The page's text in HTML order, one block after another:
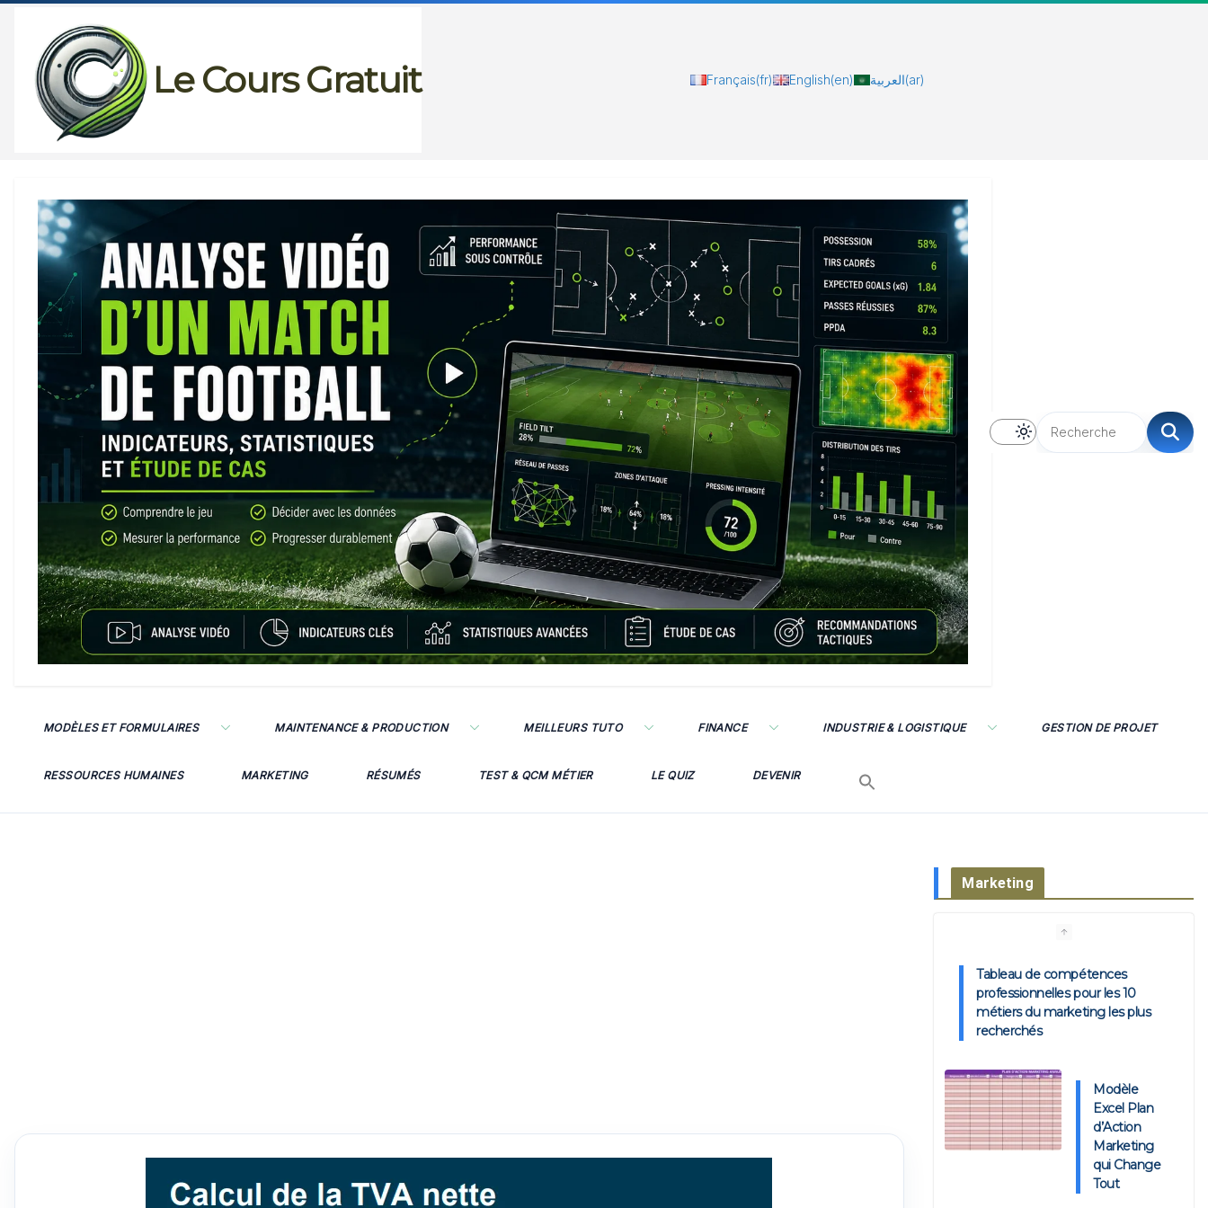
contenu
Le Cours Gratuit Français(fr) English(en) العربية(ar)
MODÈLES ET FORMULAIRES MAINTENANCE & PRODUCTION MEILLEURS TUTO FINANCE INDUSTRIE & LOGISTIQUE GESTION DE PROJET
RESSOURCES HUMAINES MARKETING RÉSUMÉS TEST & QCM MÉTIER LE QUIZ DEVENIR
Marketing
Tableau de compétences
professionnelles pour les 10
métiers du marketing les plus
recherchés
Modèle
Excel Plan
d’Action
Marketing
qui Change
Tout